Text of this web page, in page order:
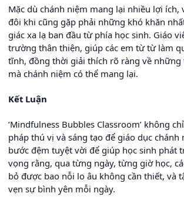
Mặc dù chánh niệm mang lại nhiều lợi ích,
đôi khi cũng gặp phải những khó khăn
giác xa lạ ban đầu từ phía học sinh. Giáo
trường thân thiện, giúp các em từ từ làm
tĩnh, đồng thời giải thích rõ ràng về những
mà chánh niệm có thể mang lại.
Kết Luận
‘Mindfulness Bubbles Classroom’ không
pháp thú vị và sáng tạo để giáo dục chánh
bước đệm tuyệt vời để giúp học sinh phát
vọng rằng, qua từng ngày, từng giờ học,
bỏ được bao nỗi lo âu không cần thiết, và
vẹn sự bình yên mỗi ngày.